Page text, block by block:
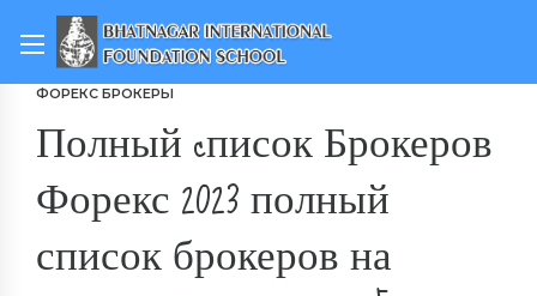
ФОРЕКС БРОКЕРЫ
Полный cписок Брокеров
Форекс 2023 полный
список брокеров на